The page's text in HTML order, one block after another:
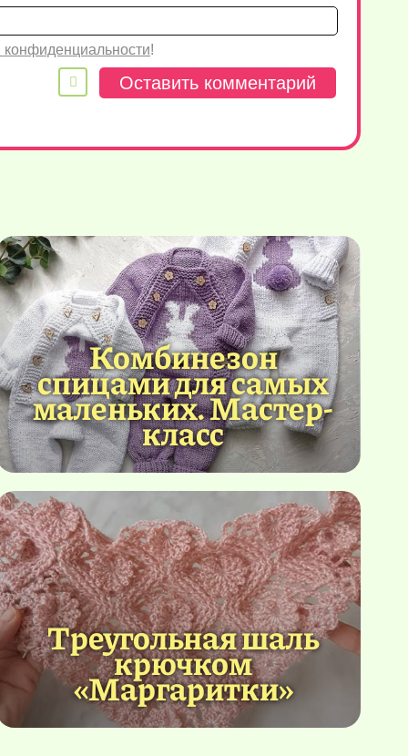
Email
конфиденциальности!
Комбинезон
спицами для самых
маленьких. Мастер-
класс
Треугольная шаль
крючком
«Маргаритки»